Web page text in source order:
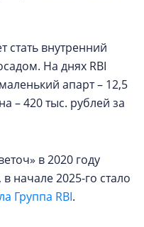
внутренний
На днях RBI
апарт – 12,5
– 420 тыс. рублей за
в 2020 году
начале 2025-го стало
Группа RBI.